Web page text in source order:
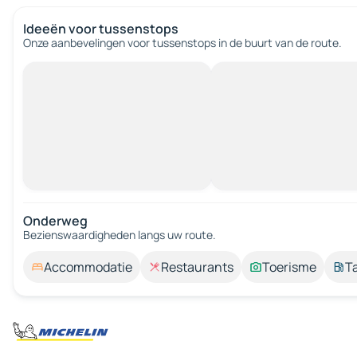
Ideeën voor tussenstops
Onze aanbevelingen voor tussenstops in de buurt van de route.
Onderweg
Bezienswaardigheden langs uw route.
Accommodatie Restaurants Toerisme